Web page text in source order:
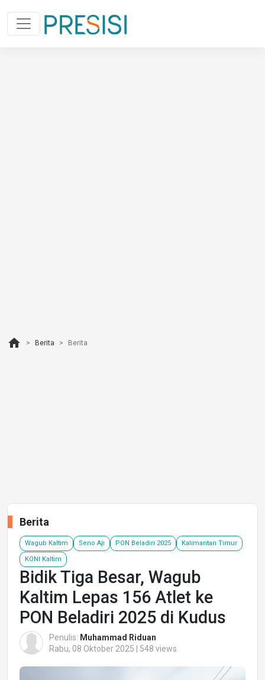
home Berita Berita
Berita
Wagub Kaltim Seno Aji PON Beladiri 2025 Kalimantan Timur
KONI Kaltim
Bidik Tiga Besar, Wagub
Kaltim Lepas 156 Atlet ke
PON Beladiri 2025 di Kudus
Penulis: Muhammad Riduan
Rabu, 08 Oktober 2025 | 548 views